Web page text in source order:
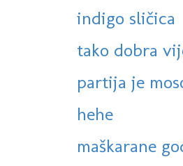
indigo sličica
tako dobra
partija je
hehe
maškarane